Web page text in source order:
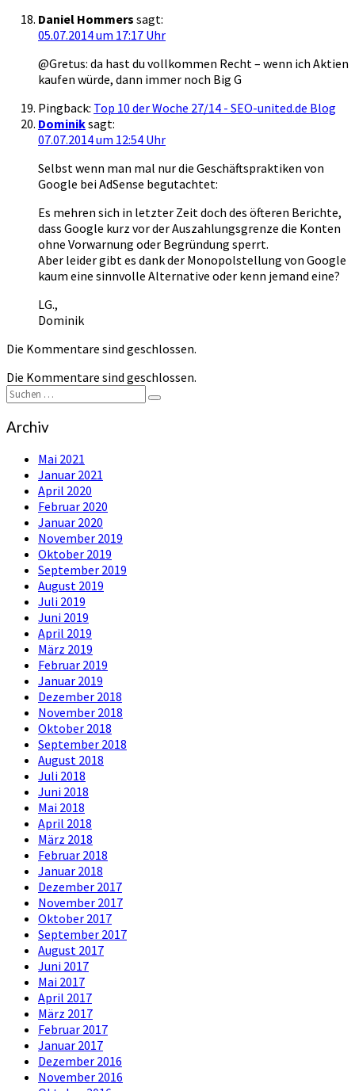
Daniel Hommers sagt:
05.07.2014 um 17:17 Uhr
@Gretus: da hast du vollkommen Recht – wenn ich Aktien
kaufen würde, dann immer noch Big G
Pingback: Top 10 der Woche 27/14 - SEO-united.de Blog
Dominiksagt:
07.07.2014 um 12:54 Uhr
Selbst wenn man mal nur die Geschäftspraktiken von
Google bei AdSense begutachtet:
Es mehren sich in letzter Zeit doch des öfteren Berichte,
dass Google kurz vor der Auszahlungsgrenze die Konten
ohne Vorwarnung oder Begründung sperrt.
Aber leider gibt es dank der Monopolstellung von Google
kaum eine sinnvolle Alternative oder kenn jemand eine?
LG.,
Dominik
Die Kommentare sind geschlossen.
Die Kommentare sind geschlossen.
Suchen
nach:
Suchen
Archiv
Mai 2021
Januar 2021
April 2020
Februar 2020
Januar 2020
November 2019
Oktober 2019
September 2019
August 2019
Juli 2019
Juni 2019
April 2019
März 2019
Februar 2019
Januar 2019
Dezember 2018
November 2018
Oktober 2018
September 2018
August 2018
Juli 2018
Juni 2018
Mai 2018
April 2018
März 2018
Februar 2018
Januar 2018
Dezember 2017
November 2017
Oktober 2017
September 2017
August 2017
Juni 2017
Mai 2017
April 2017
März 2017
Februar 2017
Januar 2017
Dezember 2016
November 2016